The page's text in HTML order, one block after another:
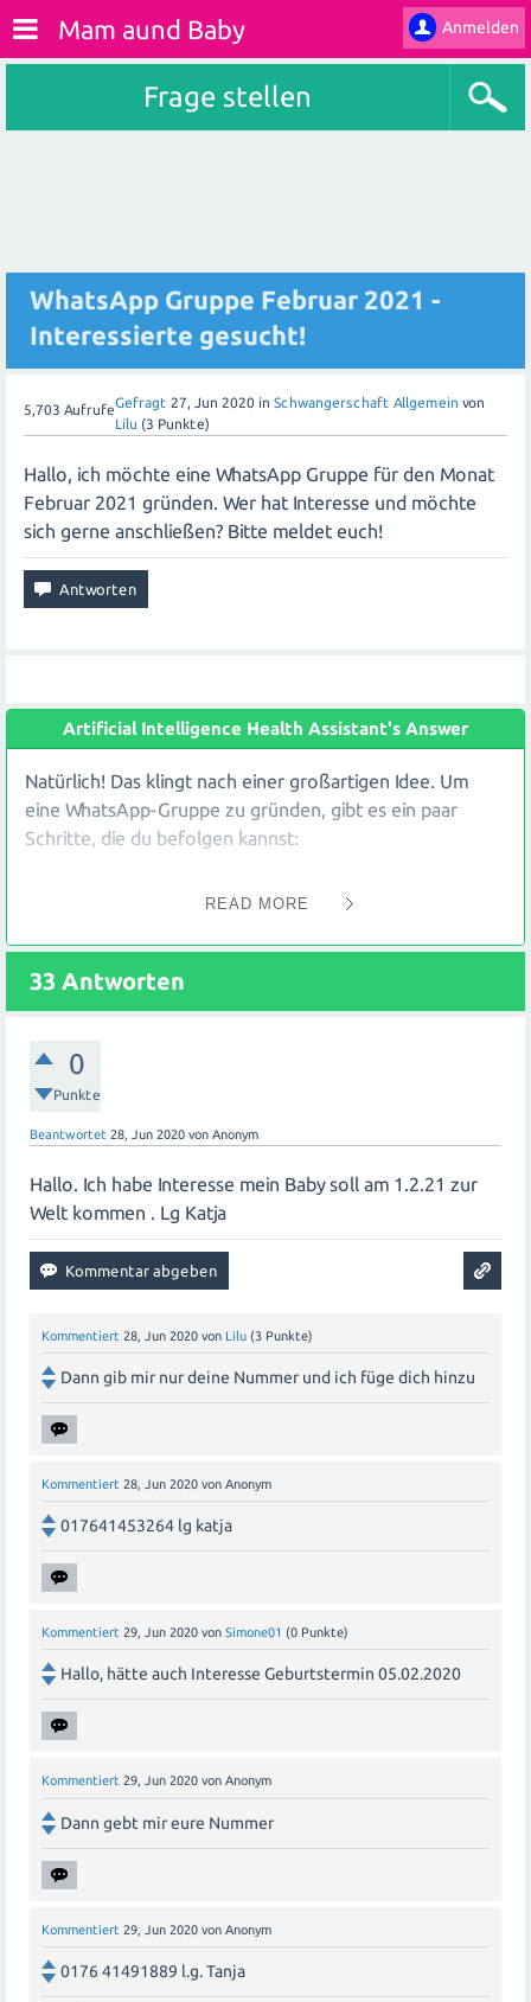
Anmelden
Mam aund Baby
Frage stellen
WhatsApp Gruppe Februar 2021 -
Interessierte gesucht!
5,703 AufrufeGefragt 27, Jun 2020 in Schwangerschaft Allgemein von
Lilu (3 Punkte)
Hallo, ich möchte eine WhatsApp Gruppe für den Monat
Februar 2021 gründen. Wer hat Interesse und möchte
sich gerne anschließen? Bitte meldet euch!
Artificial Intelligence Health Assistant's Answer
Natürlich! Das klingt nach einer großartigen Idee. Um
eine WhatsApp-Gruppe zu gründen, gibt es ein paar
Schritte, die du befolgen kannst:
Wähle einen Namen für deine Gruppe aus, der das
Thema oder den Zweck der Gruppe widerspiegelt.
Erstelle eine Einladungsnachricht mit Informationen
Verbreite die Einladung an Personen, die daran
interessiert sein könnten. Du kannst dies über soziale
Sobald sich Interessenten gemeldet haben, füge sie
Es ist wichtig sicherzustellen, dass alle Mitglieder der
Gruppe sich wohl fühlen und respektvoll miteinander
umgehen. Achte darauf, klare Regeln für die
Moderatoren zu ernennen.
Viel Spaß beim Aufbau deiner WhatsApp-Gruppe im
Februar 2021!
READ MORE
33 Antworten
0
Punkte
Beantwortet 28, Jun 2020 von Anonym
Hallo. Ich habe Interesse mein Baby soll am 1.2.21 zur
Welt kommen . Lg Katja
Kommentiert 28, Jun 2020 von Lilu (3 Punkte)
Dann gib mir nur deine Nummer und ich füge dich hinzu
Kommentiert 28, Jun 2020 von Anonym
017641453264 lg katja
Kommentiert 29, Jun 2020 von Simone01 (0 Punkte)
Hallo, hätte auch Interesse Geburtstermin 05.02.2020
Kommentiert 29, Jun 2020 von Anonym
Dann gebt mir eure Nummer
Kommentiert 29, Jun 2020 von Anonym
0176 41491889 l.g. Tanja